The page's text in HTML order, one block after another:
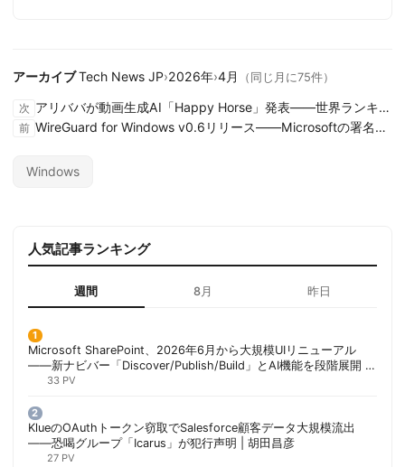
アーカイブTech News JP›2026年›4月 （同じ月に75件）
次 アリババが動画生成AI「Happy Horse」発表——世界ランキング即日首位、中国勢の実力を見せつけた
前 WireGuard for Windows v0.6リリース——Microsoftの署名騒動を乗り越えた、久々の大幅刷新
Windows
人気記事ランキング
週間 8月 昨日
Microsoft SharePoint、2026年6月から大規模UIリニューアル
——新ナビバー「Discover/Publish/Build」とAI機能を段階展開 |
胡田昌彦
33 PV
KlueのOAuthトークン窃取でSalesforce顧客データ大規模流出
——恐喝グループ「Icarus」が犯行声明 | 胡田昌彦
27 PV